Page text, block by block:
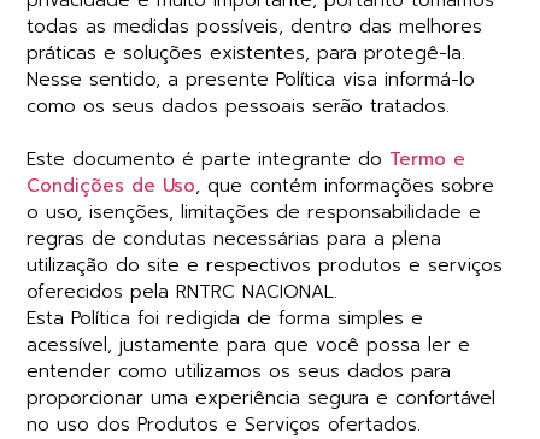
todas as medidas possíveis, dentro das melhores
práticas e soluções existentes, para protegê-la.
Nesse sentido, a presente Política visa informá-lo
como os seus dados pessoais serão tratados.
Este documento é parte integrante do Termo e
Condições de Uso, que contém informações sobre
o uso, isenções, limitações de responsabilidade e
regras de condutas necessárias para a plena
utilização do site e respectivos produtos e serviços
oferecidos pela RNTRC NACIONAL.
Esta Política foi redigida de forma simples e
acessível, justamente para que você possa ler e
entender como utilizamos os seus dados para
proporcionar uma experiência segura e confortável
no uso dos Produtos e Serviços ofertados.